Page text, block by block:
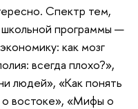
Спектр тем,
школьной программы —
как мозг
всегда плохо?»,
людей», «Как понять
востоке», «Мифы о